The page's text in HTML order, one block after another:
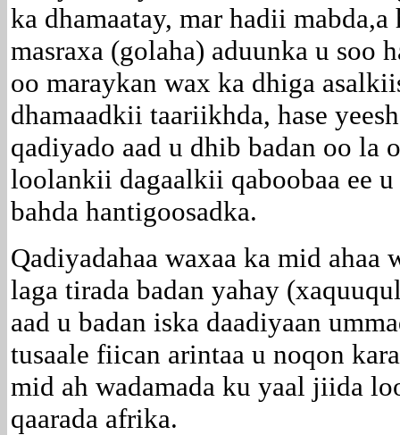
ka dhamaatay, mar hadii
masraxa (golaha) aduunka u soo
oo maraykan wax ka dhiga
dhamaadkii taariikhda, hase
qadiyado aad u dhib badan oo la
loolankii dagaalkii qaboobaa ee
bahda hantigoosadka.
Qadiyadahaa waxaa ka mid ahaa
laga tirada badan yahay
aad u badan iska daadiyaan
tusaale fiican arintaa u noqon
mid ah wadamada ku yaal jiida
qaarada afrika.